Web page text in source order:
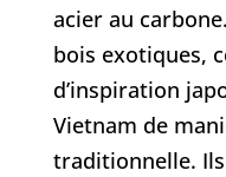
acier au
bois exotiques,
d’inspiration
Vietnam de
traditionnelle.